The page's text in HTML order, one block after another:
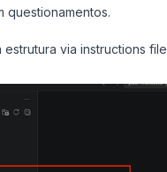
questionamentos.
via instructions file